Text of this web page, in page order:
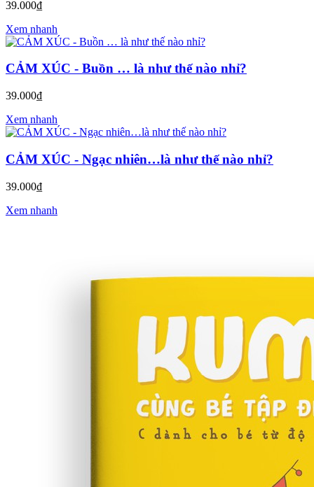
39.000₫
Xem nhanh
CẢM XÚC - Buồn … là như thế nào nhỉ?
39.000₫
Xem nhanh
CẢM XÚC - Ngạc nhiên…là như thế nào nhỉ?
39.000₫
Xem nhanh